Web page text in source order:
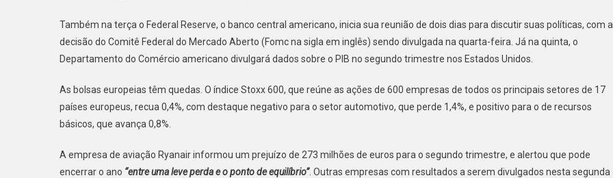
Também na terça o Federal Reserve, o banco central americano, inicia sua reunião de dois dias para discutir suas políticas, com a
decisão do Comitê Federal do Mercado Aberto (Fomc na sigla em inglês) sendo divulgada na quarta-feira. Já na quinta, o
Departamento do Comércio americano divulgará dados sobre o PIB no segundo trimestre nos Estados Unidos.
As bolsas europeias têm quedas. O índice Stoxx 600, que reúne as ações de 600 empresas de todos os principais setores de 17
países europeus, recua 0,4%, com destaque negativo para o setor automotivo, que perde 1,4%, e positivo para o de recursos
básicos, que avança 0,8%.
A empresa de aviação Ryanair informou um prejuízo de 273 milhões de euros para o segundo trimestre, e alertou que pode
encerrar o ano “entre uma leve perda e o ponto de equilíbrio”. Outras empresas com resultados a serem divulgados nesta segunda